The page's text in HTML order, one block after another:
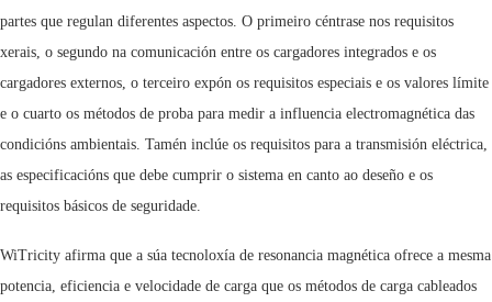
partes que regulan diferentes aspectos. O primeiro céntrase nos requisitos
xerais, o segundo na comunicación entre os cargadores integrados e os
cargadores externos, o terceiro expón os requisitos especiais e os valores límite
e o cuarto os métodos de proba para medir a influencia electromagnética das
condicións ambientais. Tamén inclúe os requisitos para a transmisión eléctrica,
as especificacións que debe cumprir o sistema en canto ao deseño e os
requisitos básicos de seguridade.
WiTricity afirma que a súa tecnoloxía de resonancia magnética ofrece a mesma
potencia, eficiencia e velocidade de carga que os métodos de carga cableados